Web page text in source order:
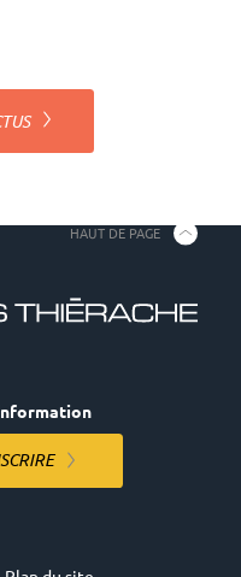
HAUT DE PAGE